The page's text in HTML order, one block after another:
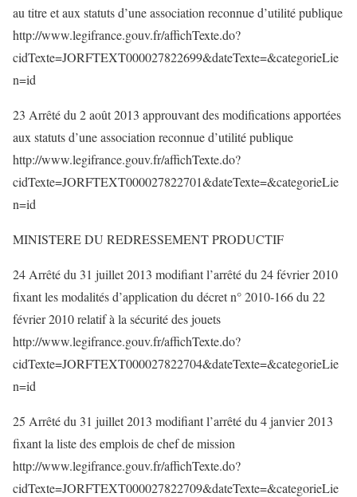
au titre et aux statuts d’une association reconnue d’utilité publique
http://www.legifrance.gouv.fr/affichTexte.do?
cidTexte=JORFTEXT000027822699&dateTexte=&categorieLie
n=id
23 Arrêté du 2 août 2013 approuvant des modifications apportées
aux statuts d’une association reconnue d’utilité publique
http://www.legifrance.gouv.fr/affichTexte.do?
cidTexte=JORFTEXT000027822701&dateTexte=&categorieLie
n=id
MINISTERE DU REDRESSEMENT PRODUCTIF
24 Arrêté du 31 juillet 2013 modifiant l’arrêté du 24 février 2010
fixant les modalités d’application du décret n° 2010-166 du 22
février 2010 relatif à la sécurité des jouets
http://www.legifrance.gouv.fr/affichTexte.do?
cidTexte=JORFTEXT000027822704&dateTexte=&categorieLie
n=id
25 Arrêté du 31 juillet 2013 modifiant l’arrêté du 4 janvier 2013
fixant la liste des emplois de chef de mission
http://www.legifrance.gouv.fr/affichTexte.do?
cidTexte=JORFTEXT000027822709&dateTexte=&categorieLie